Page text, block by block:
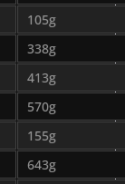
105g
338g
413g
570g
155g
643g